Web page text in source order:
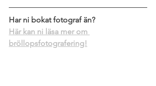
Har ni bokat fotograf än?
Här kan ni läsa mer om
bröllopsfotografering!